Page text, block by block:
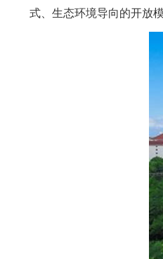
式、生态环境导向的开放